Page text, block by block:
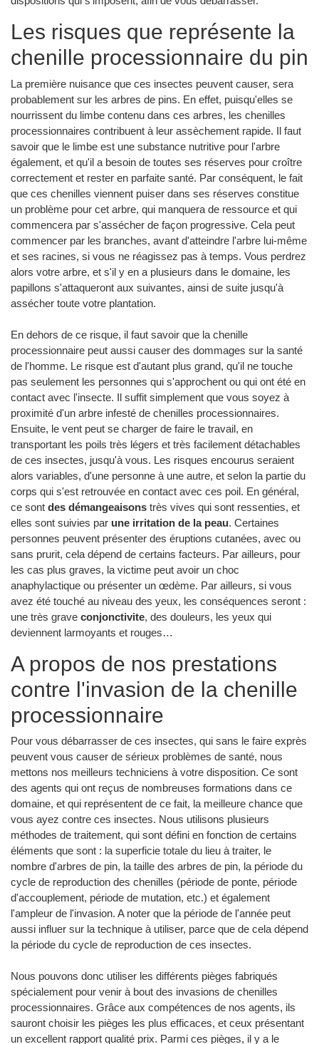
Les risques que représente la
chenille processionnaire du pin
La première nuisance que ces insectes peuvent causer, sera
probablement sur les arbres de pins. En effet, puisqu'elles se
nourrissent du limbe contenu dans ces arbres, les chenilles
processionnaires contribuent à leur assèchement rapide. Il faut
savoir que le limbe est une substance nutritive pour l'arbre
également, et qu'il a besoin de toutes ses réserves pour croître
correctement et rester en parfaite santé. Par conséquent, le fait
que ces chenilles viennent puiser dans ses réserves constitue
un problème pour cet arbre, qui manquera de ressource et qui
commencera par s'assécher de façon progressive. Cela peut
commencer par les branches, avant d'atteindre l'arbre lui-même
et ses racines, si vous ne réagissez pas à temps. Vous perdrez
alors votre arbre, et s'il y en a plusieurs dans le domaine, les
papillons s'attaqueront aux suivantes, ainsi de suite jusqu'à
assécher toute votre plantation.
En dehors de ce risque, il faut savoir que la chenille
processionnaire peut aussi causer des dommages sur la santé
de l'homme. Le risque est d'autant plus grand, qu'il ne touche
pas seulement les personnes qui s'approchent ou qui ont été en
contact avec l'insecte. Il suffit simplement que vous soyez à
proximité d'un arbre infesté de chenilles processionnaires.
Ensuite, le vent peut se charger de faire le travail, en
transportant les poils très légers et très facilement détachables
de ces insectes, jusqu'à vous. Les risques encourus seraient
alors variables, d'une personne à une autre, et selon la partie du
corps qui s'est retrouvée en contact avec ces poil. En général,
ce sont des démangeaisons très vives qui sont ressenties, et
elles sont suivies par une irritation de la peau. Certaines
personnes peuvent présenter des éruptions cutanées, avec ou
sans prurit, cela dépend de certains facteurs. Par ailleurs, pour
les cas plus graves, la victime peut avoir un choc
anaphylactique ou présenter un œdème. Par ailleurs, si vous
avez été touché au niveau des yeux, les conséquences seront :
une très grave conjonctivite, des douleurs, les yeux qui
deviennent larmoyants et rouges…
A propos de nos prestations
contre l'invasion de la chenille
processionnaire
Pour vous débarrasser de ces insectes, qui sans le faire exprès
peuvent vous causer de sérieux problèmes de santé, nous
mettons nos meilleurs techniciens à votre disposition. Ce sont
des agents qui ont reçus de nombreuses formations dans ce
domaine, et qui représentent de ce fait, la meilleure chance que
vous ayez contre ces insectes. Nous utilisons plusieurs
méthodes de traitement, qui sont défini en fonction de certains
éléments que sont : la superficie totale du lieu à traiter, le
nombre d'arbres de pin, la taille des arbres de pin, la période du
cycle de reproduction des chenilles (période de ponte, période
d'accouplement, période de mutation, etc.) et également
l'ampleur de l'invasion. A noter que la période de l'année peut
aussi influer sur la technique à utiliser, parce que de cela dépend
la période du cycle de reproduction de ces insectes.
Nous pouvons donc utiliser les différents pièges fabriqués
spécialement pour venir à bout des invasions de chenilles
processionnaires. Grâce aux compétences de nos agents, ils
sauront choisir les pièges les plus efficaces, et ceux présentant
un excellent rapport qualité prix. Parmi ces pièges, il y a le